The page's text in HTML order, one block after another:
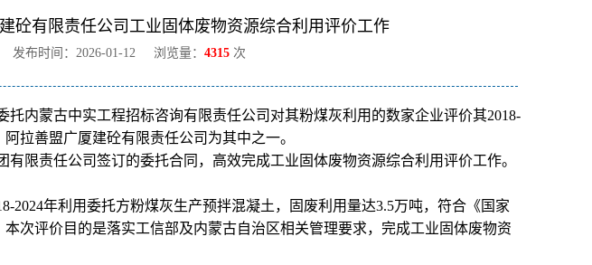
砼有限责任公司工业固体废物资源综合利用评价工作
发布时间：2026-01-12 浏览量： 4315 次
托内蒙古中实工程招标咨询有限责任公司对其粉煤灰利用的数家企业评价其2018-
拉善盟广厦建砼有限责任公司为其中之一。
限责任公司签订的委托合同，高效完成工业固体废物资源综合利用评价工作。
2024年利用委托方粉煤灰生产预拌混凝土，固废利用量达3.5万吨，符合《国家
次评价目的是落实工信部及内蒙古自治区相关管理要求，完成工业固体废物资